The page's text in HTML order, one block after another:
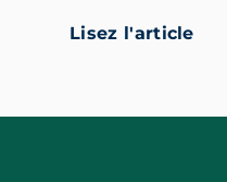
Lisez l'article